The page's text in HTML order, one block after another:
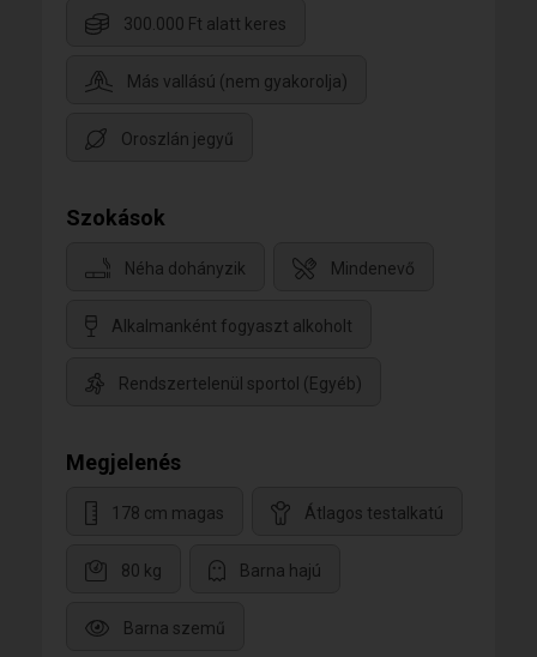
300.000 Ft alatt keres
Más vallású (nem gyakorolja)
Oroszlán jegyű
Szokások
Néha dohányzik Mindenevő
Alkalmanként fogyaszt alkoholt
Rendszertelenül sportol (Egyéb)
Megjelenés
178 cm magas Átlagos testalkatú
80 kg Barna hajú
Barna szemű